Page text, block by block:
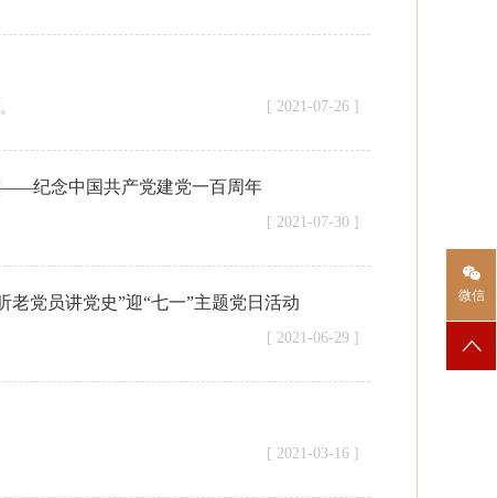
[ 2021-07-26 ]
——纪念中国共产党建党一百周年
[ 2021-07-30 ]
党员讲党史”迎“七一”主题党日活动
[ 2021-06-29 ]
[ 2021-03-16 ]
微信